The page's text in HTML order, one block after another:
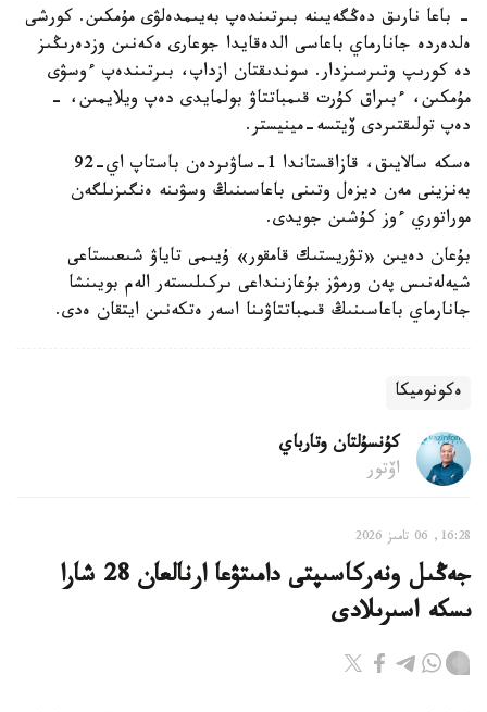
- باعا نارىق دەڭگەيىنە بىرتىندەپ بەيىمدەلۋى مۇمكىن. كورشى
ەلدەردە جانارماي باعاسى الدەقايدا جوعارى ەكەنىن وزدەرىڭىز
دە كورىپ وتىرسىزدار. سوندىقتان ازداپ، بىرتىندەپ ءوسۋى
مۇمكىن، ءبىراق كۇرت قىمباتتاۋ بولمايدى دەپ ويلايمىن، -
دەپ تولىقتىردى ۆيتسە-مينيستر.
ەسكە سالايىق، قازاقستاندا 1-ساۋىردەن باستاپ اي-92
بەنزينى مەن ديزەل وتىنى باعاسىنىڭ وسۋىنە ەنگىزىلگەن
موراتوري ءوز كۇشىن جويدى.
بۇعان دەيىن «تۋريستىك قامقور» ۇيىمى تاياۋ شىعىستاعى
شيەلەنىس پەن ورمۋز بۇعازىنداعى ىركىلىستەر الەم بويىنشا
جانارماي باعاسىنىڭ قىمباتتاۋىنا اسەر ەتكەنىن ايتقان ەدى.
ەكونوميكا
كۇنسۇلتان وتارباي
اۆتور
16:28, 06 تامىز 2026
جەڭىل ونەركاسىپتى دامىتۋعا ارنالعان 28 شارا
ىسكە اسىرىلادى